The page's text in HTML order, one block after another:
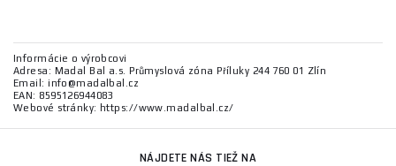
Informácie o výrobcovi
Adresa: Madal Bal a.s. Průmyslová zóna Příluky 244 760 01 Zlín
Email: info@madalbal.cz
EAN: 8595126944083
Webové stránky: https://www.madalbal.cz/
NÁJDETE NÁS TIEŽ NA